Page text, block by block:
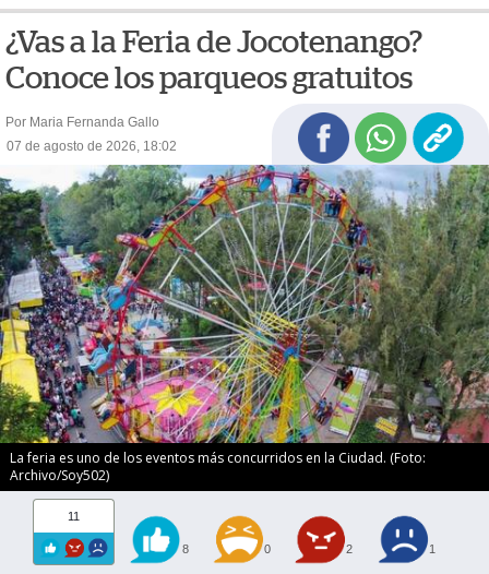
¿Vas a la Feria de Jocotenango?
Conoce los parqueos gratuitos
Por Maria Fernanda Gallo
07 de agosto de 2026, 18:02
La feria es uno de los eventos más concurridos en la Ciudad. (Foto:
Archivo/Soy502)
11
8 0 2 1